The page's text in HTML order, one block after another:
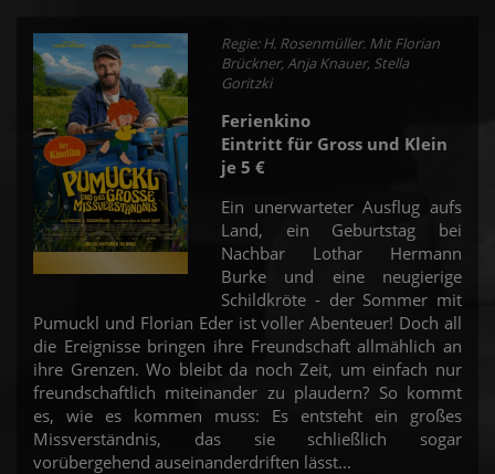
Regie: H. Rosenmüller. Mit Florian
Brückner, Anja Knauer, Stella
Goritzki
Ferienkino
Eintritt für Gross und Klein
je 5 €
Ein unerwarteter Ausflug aufs
Land, ein Geburtstag bei
Nachbar Lothar Hermann
Burke und eine neugierige
Schildkröte - der Sommer mit
Pumuckl und Florian Eder ist voller Abenteuer! Doch all
die Ereignisse bringen ihre Freundschaft allmählich an
ihre Grenzen. Wo bleibt da noch Zeit, um einfach nur
freundschaftlich miteinander zu plaudern? So kommt
es, wie es kommen muss: Es entsteht ein großes
Missverständnis, das sie schließlich sogar
vorübergehend auseinanderdriften lässt...